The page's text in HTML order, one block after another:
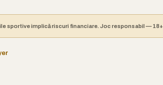
sportive implică riscuri financiare. Joc responsabil — 18+.